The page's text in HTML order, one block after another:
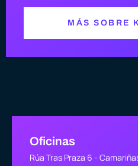
MÁS SOBRE
Oficinas
Rúa Tras Praza 6 -